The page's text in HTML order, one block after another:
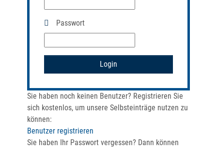
Passwort
Login
Sie haben noch keinen Benutzer? Registrieren Sie
sich kostenlos, um unsere Selbsteinträge nutzen zu
können:
Benutzer registrieren
Sie haben Ihr Passwort vergessen? Dann können